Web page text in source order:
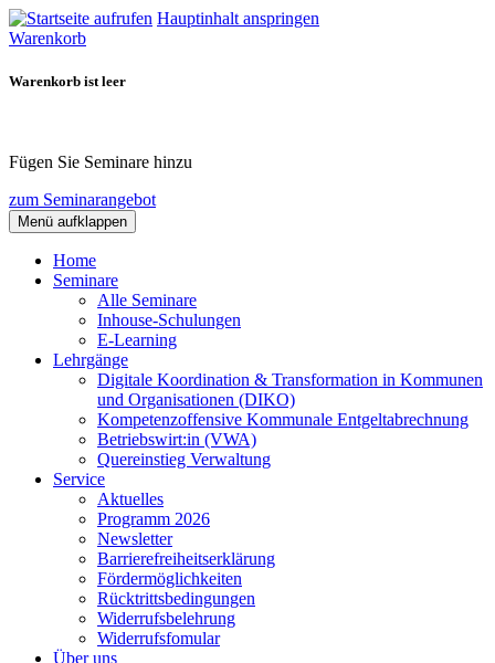
Hauptinhalt anspringen
Warenkorb
Warenkorb ist leer
Fügen Sie Seminare hinzu
zum Seminarangebot
Menü aufklappen
Home
Seminare
Alle Seminare
Inhouse-Schulungen
E-Learning
Lehrgänge
Digitale Koordination & Transformation in Kommunen
und Organisationen (DIKO)
Kompetenzoffensive Kommunale Entgeltabrechnung
Betriebswirt:in (VWA)
Quereinstieg Verwaltung
Service
Aktuelles
Programm 2026
Newsletter
Barrierefreiheitserklärung
Fördermöglichkeiten
Rücktrittsbedingungen
Widerrufsbelehrung
Widerrufsfomular
Über uns